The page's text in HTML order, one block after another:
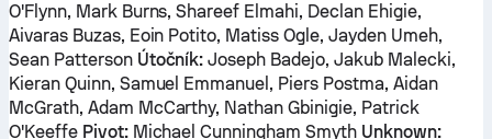
O'Flynn, Mark Burns, Shareef Elmahi, Declan Ehigie,
Aivaras Buzas, Eoin Potito, Matiss Ogle, Jayden Umeh,
Sean Patterson Útočník: Joseph Badejo, Jakub Malecki,
Kieran Quinn, Samuel Emmanuel, Piers Postma, Aidan
McGrath, Adam McCarthy, Nathan Gbinigie, Patrick
O'Keeffe Pivot:Michael Cunningham Smyth Unknown: